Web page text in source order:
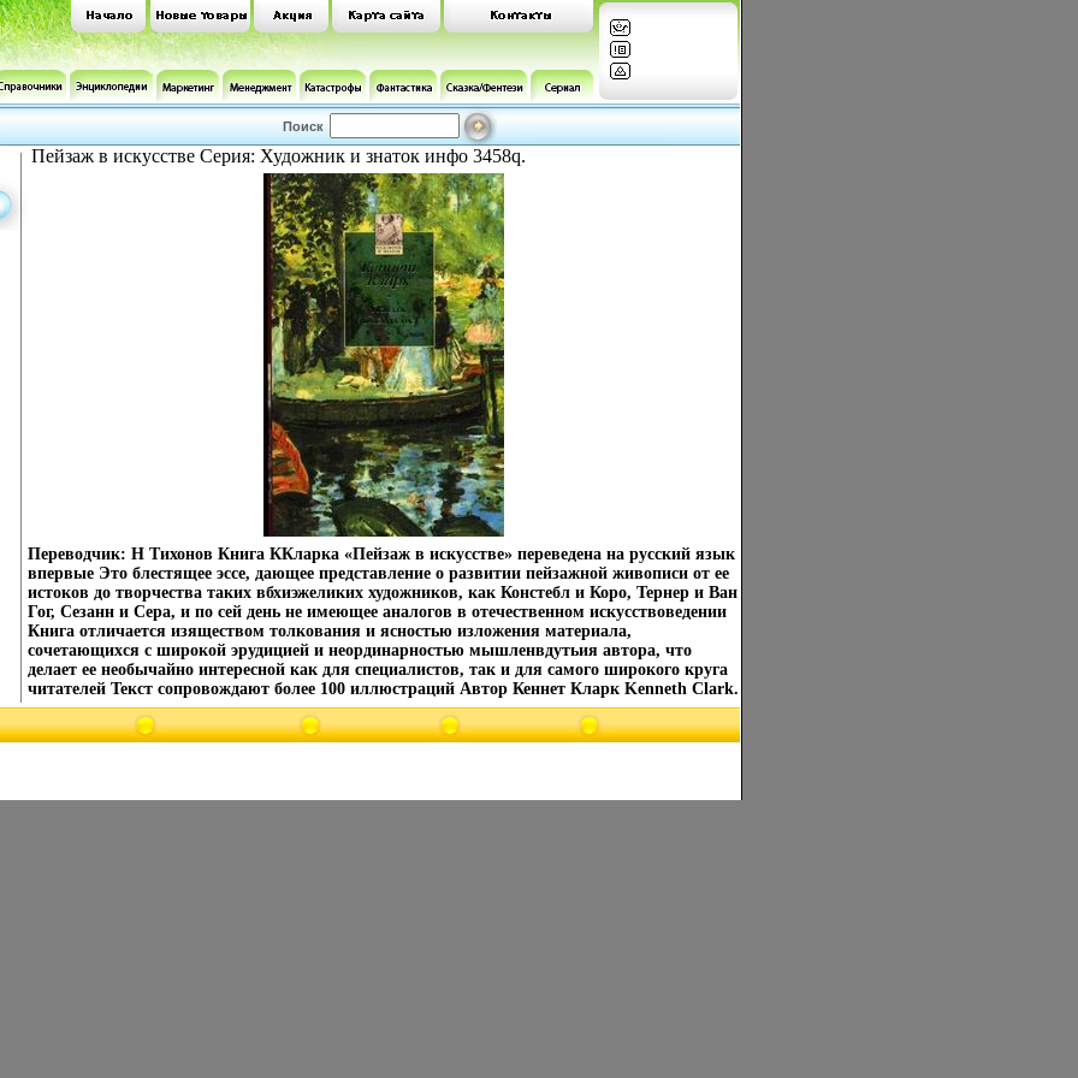
Поиск
Пейзаж в искусстве Серия: Художник и знаток инфо 3458q.
Переводчик: Н Тихонов Книга ККларка «Пейзаж в искусстве» переведена на русский язык
впервые Это блестящее эссе, дающее представление о развитии пейзажной живописи от ее
истоков до творчества таких вбхиэжеликих художников, как Констебл и Коро, Тернер и Ван
Гог, Сезанн и Сера, и по сей день не имеющее аналогов в отечественном искусствоведении
Книга отличается изяществом толкования и ясностью изложения материала,
сочетающихся с широкой эрудицией и неординарностью мышленвдутьия автора, что
делает ее необычайно интересной как для специалистов, так и для самого широкого круга
читателей Текст сопровождают более 100 иллюстраций Автор Кеннет Кларк Kenneth Clark.